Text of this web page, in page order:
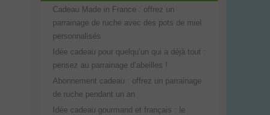
Cadeau Made in France : offrez un
parrainage de ruche avec des pots de miel
personnalisés
Idée cadeau pour quelqu’un qui a déjà tout :
pensez au parrainage d’abeilles !
Abonnement cadeau : offrez un parrainage
de ruche pendant un an
Idée cadeau gourmand et français : le